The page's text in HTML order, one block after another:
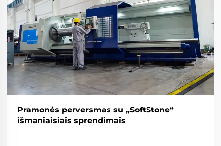
Pramonės perversmas su „SoftStone“
išmaniaisiais sprendimais